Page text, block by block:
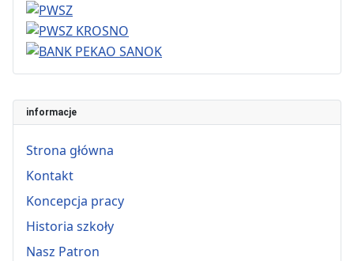
informacje
Strona główna
Kontakt
Koncepcja pracy
Historia szkoły
Nasz Patron